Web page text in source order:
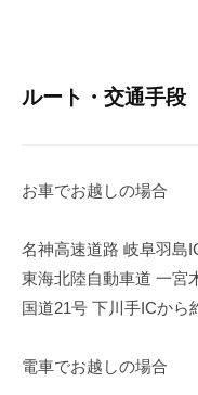
ルート・交通手段
お車でお越しの場合
名神高速道路 岐阜羽島
東海北陸自動車道 一宮
国道21号 下川手ICから
電車でお越しの場合